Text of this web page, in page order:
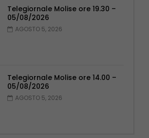
Telegiornale Molise ore 19.30 –
05/08/2026
AGOSTO 5, 2026
Telegiornale Molise ore 14.00 –
05/08/2026
AGOSTO 5, 2026